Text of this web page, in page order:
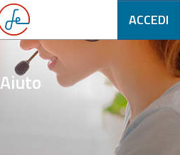
ACCEDI
Aiuto